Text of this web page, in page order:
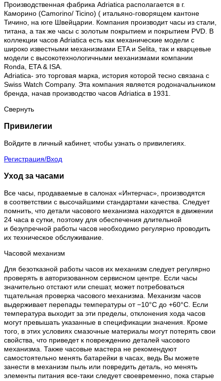
Производственная фабрика Adriatica располагается в г.
Каморино (Camorino/ Ticino) ( итальяно-говорящем кантоне
Тичино, на юге Швейцарии. Компания производит часы из стали,
титана, а так же часы с золотым покрытием и покрытием PVD. В
коллекции часов Adriatica есть как механические модели с
широко известными механизмами ETA и Selita, так и кварцевые
модели с высокотехнологичными механизмами компании
Ronda, ETA & ISA.
Adriatica- это торговая марка, история которой тесно связана с
Swiss Watch Company. Эта компания является родоначальником
бренда, начав производство часов Adriatica в 1931.
Свернуть
Привилегии
Войдите в личный кабинет, чтобы узнать о привилегиях.
Регистрация/Вход
Уход за часами
Все часы, продаваемые в салонах «Интерчас», производятся
в соответствии с высочайшими стандартами качества. Следует
помнить, что детали часового механизма находятся в движении
24 часа в сутки, поэтому для обеспечения длительной
и безупречной работы часов необходимо регулярно проводить
их техническое обслуживание.
Часовой механизм
Для безотказной работы часов их механизм следует регулярно
проверять в авторизованном сервисном центре. Если часы
значительно отстают или спешат, может потребоваться
тщательная проверка часового механизма. Механизм часов
выдерживает перепады температуры от −10°C до +60°C. Если
температура выходит за эти пределы, отклонения хода часов
могут превышать указанные в спецификации значения. Кроме
того, в этих условиях смазочные материалы могут потерять свои
свойства, что приведет к повреждению деталей часового
механизма. Также часовые мастера не рекомендуют
самостоятельно менять батарейки в часах, ведь Вы можете
занести в механизм пыль или повредить деталь, но менять
элементы питания все-таки следует своевременно, пока старые